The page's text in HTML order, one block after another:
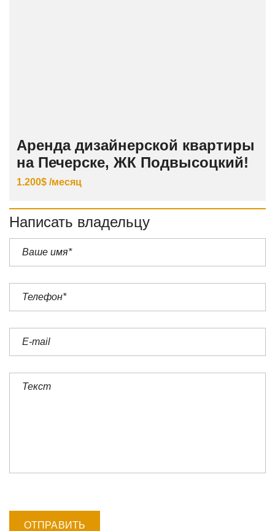
Аренда дизайнерской квартиры
на Печерске, ЖК Подвысоцкий!
1.200$ /месяц
Написать владельцу